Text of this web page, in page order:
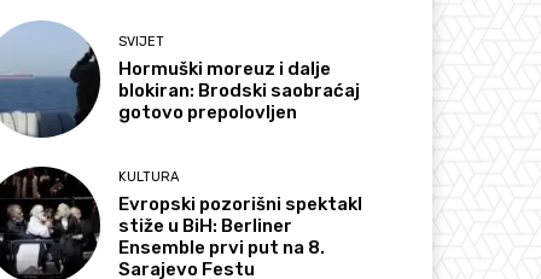
SVIJET
Hormuški moreuz i dalje
blokiran: Brodski saobraćaj
gotovo prepolovljen
KULTURA
Evropski pozorišni spektakl
stiže u BiH: Berliner
Ensemble prvi put na 8.
Sarajevo Festu